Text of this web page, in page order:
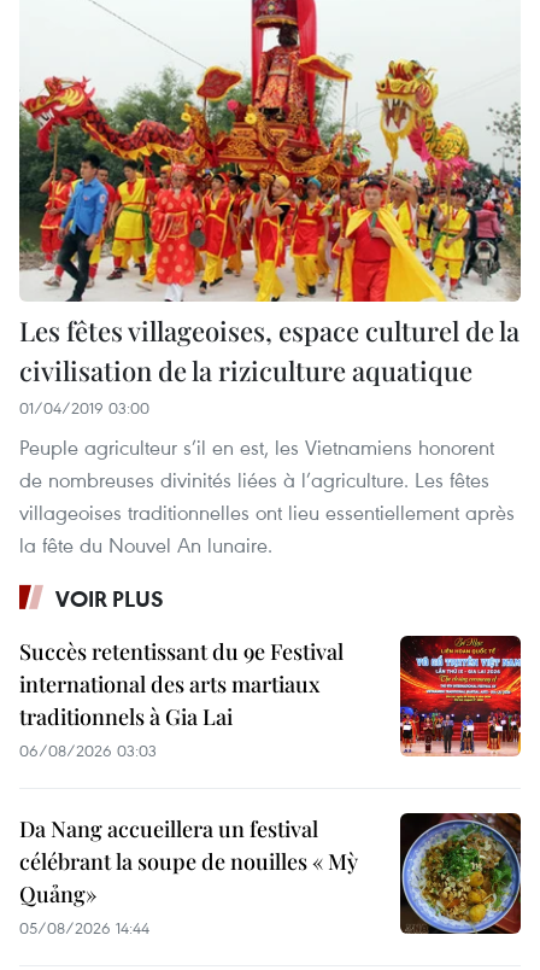
Les fêtes villageoises, espace culturel de la
civilisation de la riziculture aquatique
01/04/2019 03:00
Peuple agriculteur s’il en est, les Vietnamiens honorent
de nombreuses divinités liées à l’agriculture. Les fêtes
villageoises traditionnelles ont lieu essentiellement après
la fête du Nouvel An lunaire.
VOIR PLUS
Succès retentissant du 9e Festival
international des arts martiaux
traditionnels à Gia Lai
06/08/2026 03:03
Da Nang accueillera un festival
célébrant la soupe de nouilles « Mỳ
Quảng»
05/08/2026 14:44